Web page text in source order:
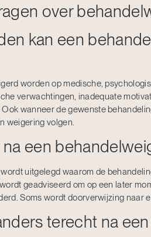
over
kan een
worden op medische,
verwachtingen, inadequate
wanneer de gewenste
weigering volgen.
een
uitgelegd waarom de
geadviseerd om op een later
Soms wordt doorverwijzing naar
terecht na